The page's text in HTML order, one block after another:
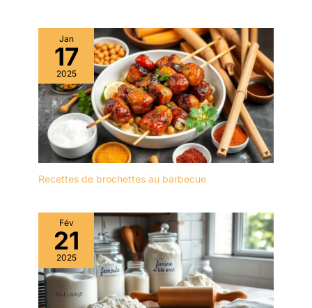
peuvent être utilisés au
four ( à 230 ° au
maximum) et chauffés au
micro-ondes
Jan
17
2025
Recettes de brochettes au barbecue
Fév
21
2025